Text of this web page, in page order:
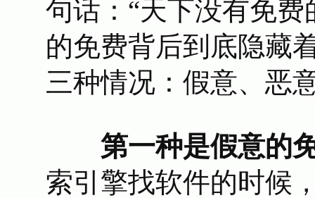
句话：“天下没有免
的免费背后到底隐藏
三种情况：假意、恶
第一种是假意的
索引擎找软件的时候